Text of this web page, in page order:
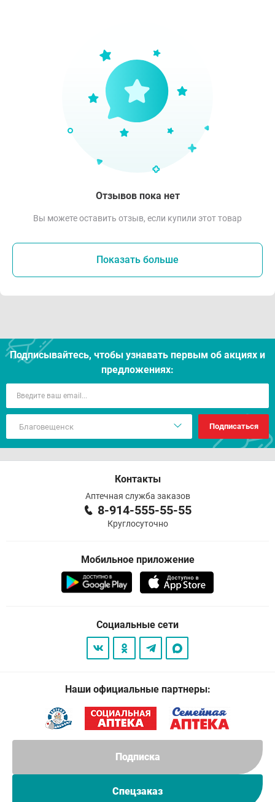
Подписка
Спецзаказ
Отзывов пока нет
Вы можете оставить отзыв, если купили этот товар
Показать больше
Подписывайтесь, чтобы узнавать первым об акцияx и
предложениях:
Подписаться
Контакты
Аптечная служба заказов
8-914-555-55-55
Круглосуточно
Мобильное приложение
Социальные сети
Наши официальные партнеры: